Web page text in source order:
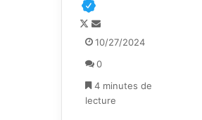
F
o
l
o
w
n
o
y
e
10/27/2024
0
4 minutes de
lecture